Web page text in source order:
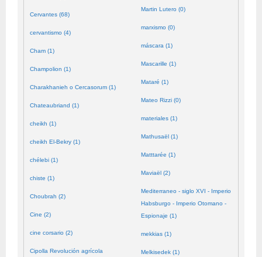
Cervantes (68)
cervantismo (4)
Cham (1)
Champolion (1)
Charakhanieh o Cercasorum (1)
Chateaubriand (1)
cheikh (1)
cheikh El-Bekry (1)
chélebi (1)
chiste (1)
Choubrah (2)
Cine (2)
cine corsario (2)
Cipolla Revolución agrícola
Martin Lutero (0)
marxismo (0)
máscara (1)
Mascarille (1)
Mataré (1)
Mateo Rizzi (0)
materiales (1)
Mathusaël (1)
Matttarée (1)
Maviaël (2)
Mediterraneo - siglo XVI - Imperio
Habsburgo - Imperio Otomano -
Espionaje (1)
mekkias (1)
Melkisedek (1)